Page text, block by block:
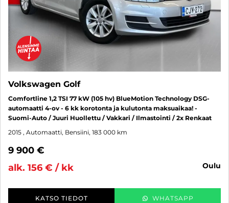
Volkswagen Golf
Comfortline 1,2 TSI 77 kW (105 hv) BlueMotion Technology DSG-
automaatti 4-ov - 6 kk korotonta ja kulutonta maksuaikaa! -
Suomi-Auto / Juuri Huollettu / Vakkari / Ilmastointi / 2x Renkaat
2015 , Automaatti, Bensiini, 183 000 km
9 900 €
alk. 156 € / kk
oulu
KATSO TIEDOT WHATSAPP